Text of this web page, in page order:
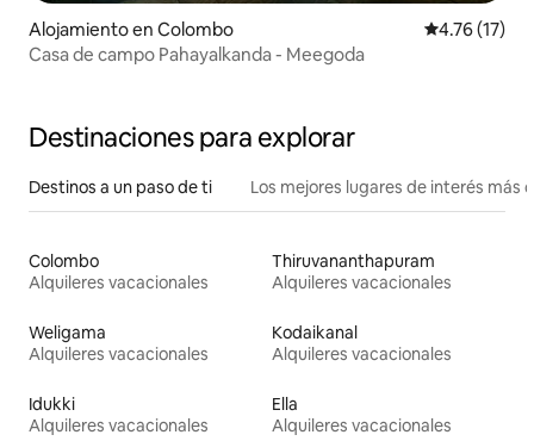
Alojamiento en Colombo Calificación
4.76 (17)
Casa de campo Pahayalkanda - Meegoda
Destinaciones para explorar
Destinos a un paso de ti Los mejores lugares de interés más
Colombo
Alquileres vacacionales
Thiruvananthapuram
Alquileres vacacionales
Weligama
Alquileres vacacionales
Kodaikanal
Alquileres vacacionales
Idukki
Alquileres vacacionales
Ella
Alquileres vacacionales